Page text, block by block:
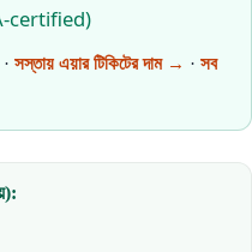
certified)
· সস্তায় এয়ার টিকিটের দাম → · সব